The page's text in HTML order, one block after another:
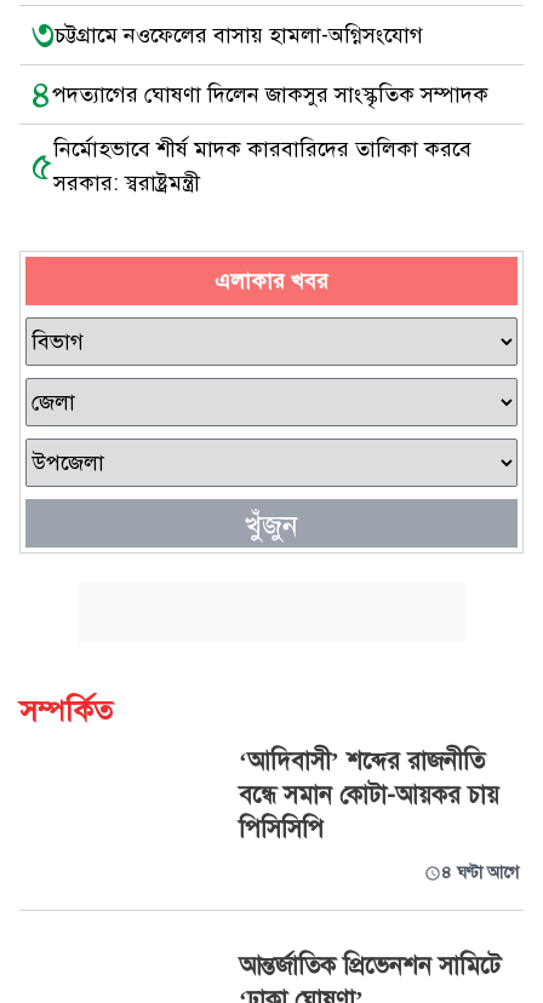
৩চট্টগ্রামে নওফেলের বাসায় হামলা-অগ্নিসংযোগ
৪পদত্যাগের ঘোষণা দিলেন জাকসুর সাংস্কৃতিক সম্পাদক
৫নির্মোহভাবে শীর্ষ মাদক কারবারিদের তালিকা করবে
সরকার: স্বরাষ্ট্রমন্ত্রী
এলাকার খবর
খুঁজুন
সম্পর্কিত
‘আদিবাসী’ শব্দের রাজনীতি
বন্ধে সমান কোটা-আয়কর চায়
পিসিসিপি
৪ ঘণ্টা আগে
আন্তর্জাতিক প্রিভেনশন সামিটে